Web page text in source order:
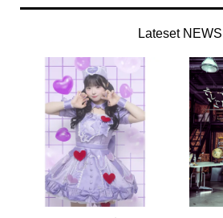
Lateset NEWS